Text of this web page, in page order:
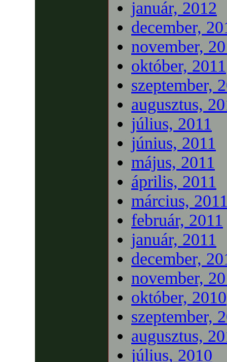
január, 2012
december,
november,
október, 2011
szeptember,
augusztus,
július, 2011
június, 2011
május, 2011
április, 2011
március,
február, 2011
január, 2011
december,
november,
október, 2010
szeptember,
augusztus,
július, 2010